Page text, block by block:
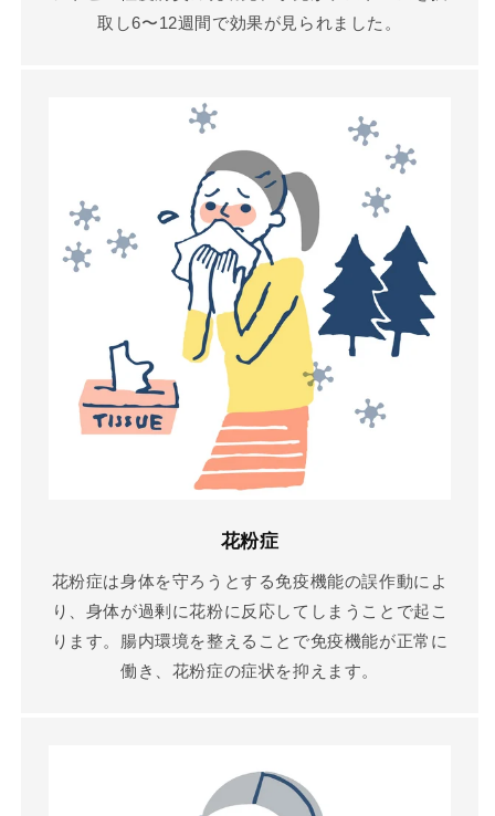
取し6〜12週間で効果が見られました。
花粉症
花粉症は身体を守ろうとする免疫機能の誤作動によ
り、身体が過剰に花粉に反応してしまうことで起こ
ります。腸内環境を整えることで免疫機能が正常に
働き、花粉症の症状を抑えます。